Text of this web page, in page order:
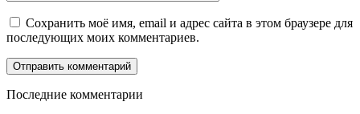
Сохранить моё имя, email и адрес сайта в этом браузере для
последующих моих комментариев.
Последние комментарии